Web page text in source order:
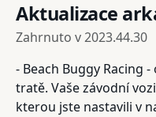
Aktualizace
Zahrnuto v2023.44.30
- Beach Buggy Racing
tratě. Vaše závodní
kterou jste nastavili v